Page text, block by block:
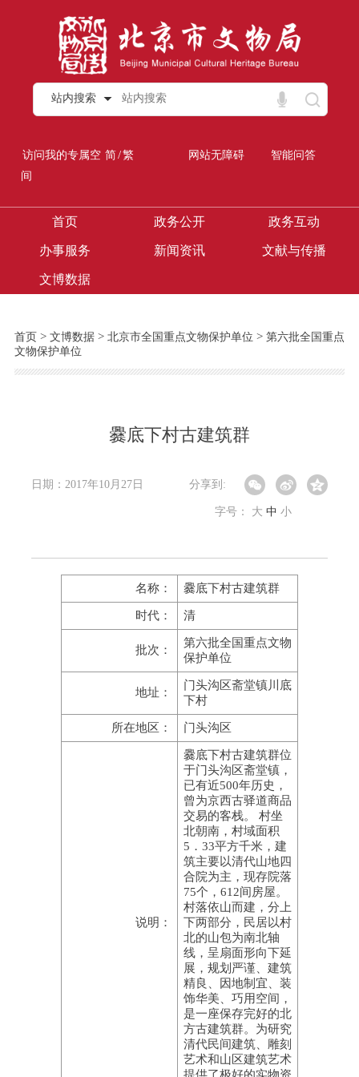
站内搜索
访问我的专属空
间
简/繁 网站无障碍 智能问答
首页 政务公开 政务互动
办事服务 新闻资讯 文献与传播
文博数据
首页> 文博数据> 北京市全国重点文物保护单位 > 第六批全国重点
文物保护单位
爨底下村古建筑群
日期：2017年10月27日 分享到:
字号： 大 中 小
名称： 爨底下村古建筑群
时代： 清
批次：
第六批全国重点文物
保护单位
地址：
门头沟区斋堂镇川底
下村
所在地区： 门头沟区
说明：
爨底下村古建筑群位
于门头沟区斋堂镇，
已有近500年历史，
曾为京西古驿道商品
交易的客栈。 村坐
北朝南，村域面积
5．33平方千米，建
筑主要以清代山地四
合院为主，现存院落
75个，612间房屋。
村落依山而建，分上
下两部分，民居以村
北的山包为南北轴
线，呈扇面形向下延
展，规划严谨、建筑
精良、因地制宜、装
饰华美、巧用空间，
是一座保存完好的北
方古建筑群。为研究
清代民间建筑、雕刻
艺术和山区建筑艺术